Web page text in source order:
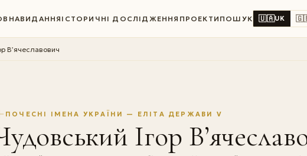
ВИДАННЯ ІСТОРИЧНІ ДОСЛІДЖЕННЯ ПРОЕКТИ ПОШУК 🇺🇦UK
В’ячеславович
ПОЧЕСНІ ІМЕНА УКРАЇНИ — ЕЛІТА ДЕРЖАВИ V
Ігор